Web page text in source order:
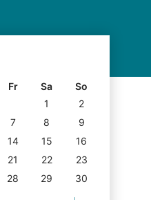
Fr Sa
So
1
2
7 8
9
14 15
16
21 22
23
28 29
30